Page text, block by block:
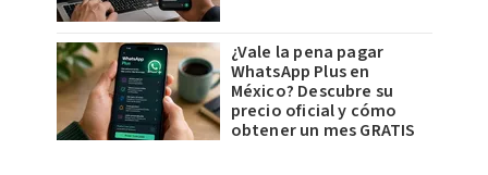
¿Vale la pena pagar
WhatsApp Plus en
México? Descubre su
precio oficial y cómo
obtener un mes GRATIS